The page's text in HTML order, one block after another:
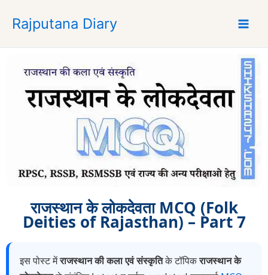
p
Rajputana Diary
राजस्थान के लोकदेवता MCQ (Folk
Deities of Rajasthan) – Part 7
इस पोस्ट मेंराजस्थान की कला एवं संस्कृतिके टॉपिकराजस्थान के